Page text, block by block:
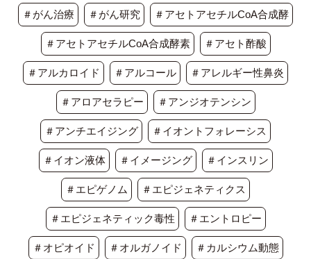
＃がん治療 ＃がん研究 ＃アセトアセチルCoA合成酵
＃アセトアセチルCoA合成酵素 ＃アセト酢酸
＃アルカロイド ＃アルコール ＃アレルギー性鼻炎
＃アロアセラピー ＃アンジオテンシン
＃アンチエイジング ＃イオントフォレーシス
＃イオン液体 ＃イメージング ＃インスリン
＃エピゲノム ＃エピジェネティクス
＃エピジェネティック毒性 ＃エントロピー
＃オピオイド ＃オルガノイド ＃カルシウム動態